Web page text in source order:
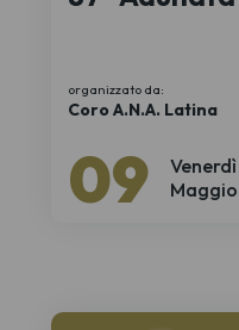
Venerdì
09
organizzato da:
Coro A.N.A. Latina